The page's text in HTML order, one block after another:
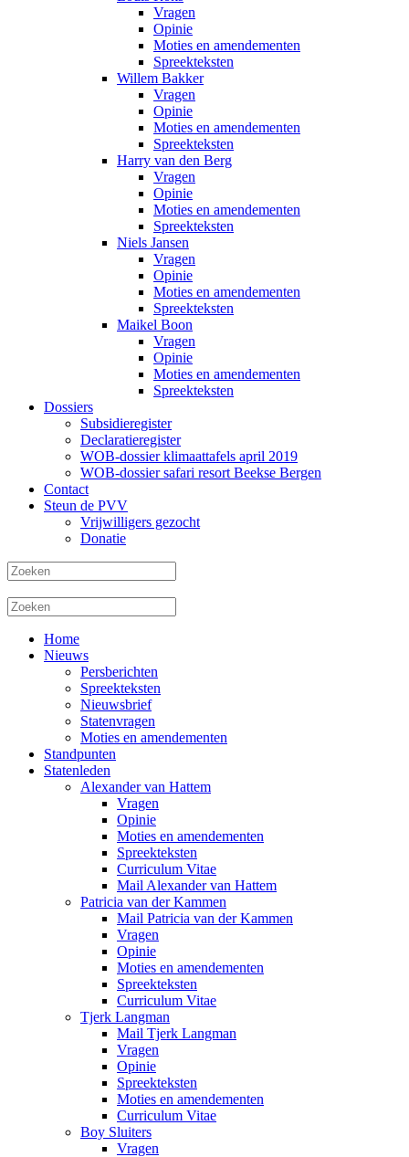
Vragen
Opinie
Moties en amendementen
Spreekteksten
Willem Bakker
Vragen
Opinie
Moties en amendementen
Spreekteksten
Harry van den Berg
Vragen
Opinie
Moties en amendementen
Spreekteksten
Niels Jansen
Vragen
Opinie
Moties en amendementen
Spreekteksten
Maikel Boon
Vragen
Opinie
Moties en amendementen
Spreekteksten
Dossiers
Subsidieregister
Declaratieregister
WOB-dossier klimaattafels april 2019
WOB-dossier safari resort Beekse Bergen
Contact
Steun de PVV
Vrijwilligers gezocht
Donatie
Home
Nieuws
Persberichten
Spreekteksten
Nieuwsbrief
Statenvragen
Moties en amendementen
Standpunten
Statenleden
Alexander van Hattem
Vragen
Opinie
Moties en amendementen
Spreekteksten
Curriculum Vitae
Mail Alexander van Hattem
Patricia van der Kammen
Mail Patricia van der Kammen
Vragen
Opinie
Moties en amendementen
Spreekteksten
Curriculum Vitae
Tjerk Langman
Mail Tjerk Langman
Vragen
Opinie
Spreekteksten
Moties en amendementen
Curriculum Vitae
Boy Sluiters
Vragen